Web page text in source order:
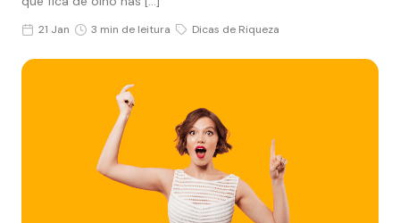
21 Jan 3 min de leitura Dicas de Riqueza